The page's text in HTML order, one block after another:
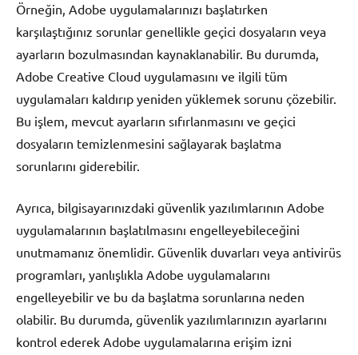
Örneğin, Adobe uygulamalarınızı başlatırken
karşılaştığınız sorunlar genellikle geçici dosyaların veya
ayarların bozulmasından kaynaklanabilir. Bu durumda,
Adobe Creative Cloud uygulamasını ve ilgili tüm
uygulamaları kaldırıp yeniden yüklemek sorunu çözebilir.
Bu işlem, mevcut ayarların sıfırlanmasını ve geçici
dosyaların temizlenmesini sağlayarak başlatma
sorunlarını giderebilir.
Ayrıca, bilgisayarınızdaki güvenlik yazılımlarının Adobe
uygulamalarının başlatılmasını engelleyebileceğini
unutmamanız önemlidir. Güvenlik duvarları veya antivirüs
programları, yanlışlıkla Adobe uygulamalarını
engelleyebilir ve bu da başlatma sorunlarına neden
olabilir. Bu durumda, güvenlik yazılımlarınızın ayarlarını
kontrol ederek Adobe uygulamalarına erişim izni